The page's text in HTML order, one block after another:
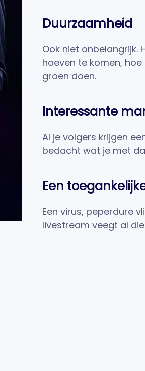
Duurzaamheid
Ook niet onbelangrijk.
hoeven te komen,
groen doen.
Interessante
Al je volgers krijgen
bedacht wat je met
Een
Een virus, peperdure
livestream veegt al